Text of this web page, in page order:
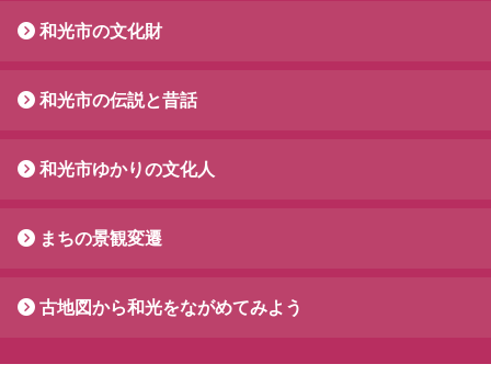
和光市の文化財
和光市の伝説と昔話
和光市ゆかりの文化人
まちの景観変遷
古地図から和光をながめてみよう